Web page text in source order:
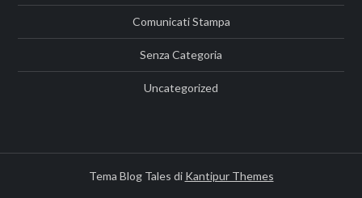
Comunicati Stampa
Senza Categoria
Uncategorized
Tema Blog Tales di Kantipur Themes